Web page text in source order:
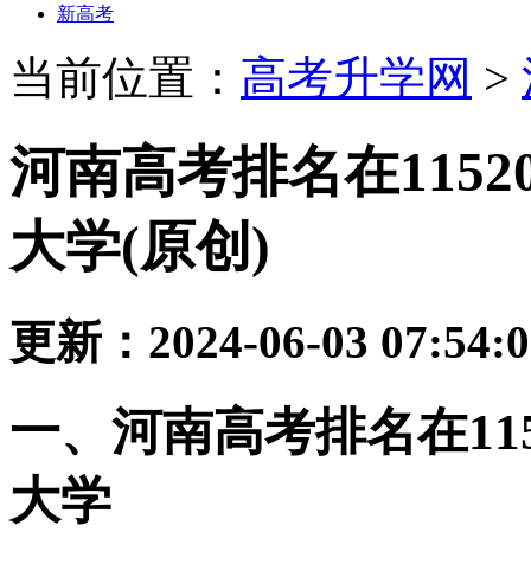
新高考
当前位置： 高考升学网 >
河南高考排名在
大学(原创)
更新：2024-06-03
一、河南高考排名在
大学